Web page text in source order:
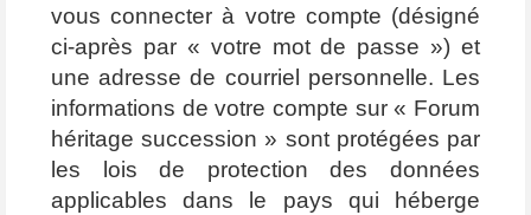
vous connecter à votre compte (désigné
ci-après par « votre mot de passe ») et
une adresse de courriel personnelle. Les
informations de votre compte sur « Forum
héritage succession » sont protégées par
les lois de protection des données
applicables dans le pays qui héberge